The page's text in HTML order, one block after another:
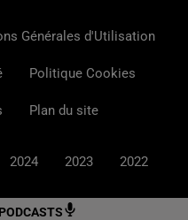
PODCASTS
Générales d'Utilisation
Politique Cookies
Plan du site
2024 2023 2022